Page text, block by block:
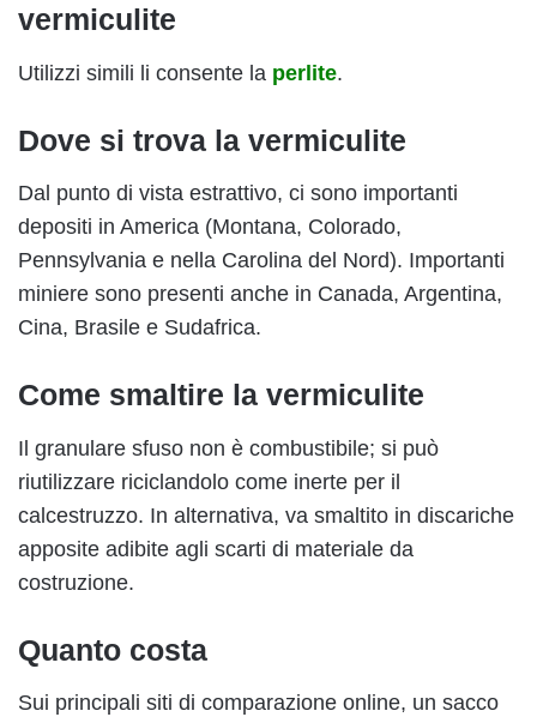
vermiculite
Utilizzi simili li consente la perlite.
Dove si trova la vermiculite
Dal punto di vista estrattivo, ci sono importanti
depositi in America (Montana, Colorado,
Pennsylvania e nella Carolina del Nord). Importanti
miniere sono presenti anche in Canada, Argentina,
Cina, Brasile e Sudafrica.
Come smaltire la vermiculite
Il granulare sfuso non è combustibile; si può
riutilizzare riciclandolo come inerte per il
calcestruzzo. In alternativa, va smaltito in discariche
apposite adibite agli scarti di materiale da
costruzione.
Quanto costa
Sui principali siti di comparazione online, un sacco